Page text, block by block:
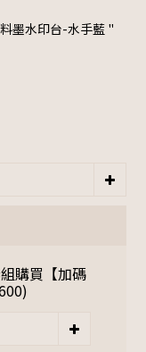
墨水印台-水手藍 "
購買【加碼